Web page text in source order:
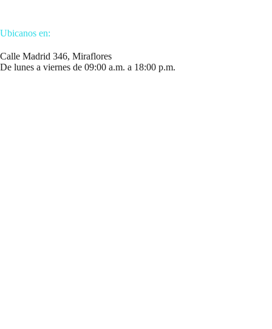
Ubicanos en:
Calle Madrid 346, Miraflores
De lunes a viernes de 09:00 a.m. a 18:00 p.m.